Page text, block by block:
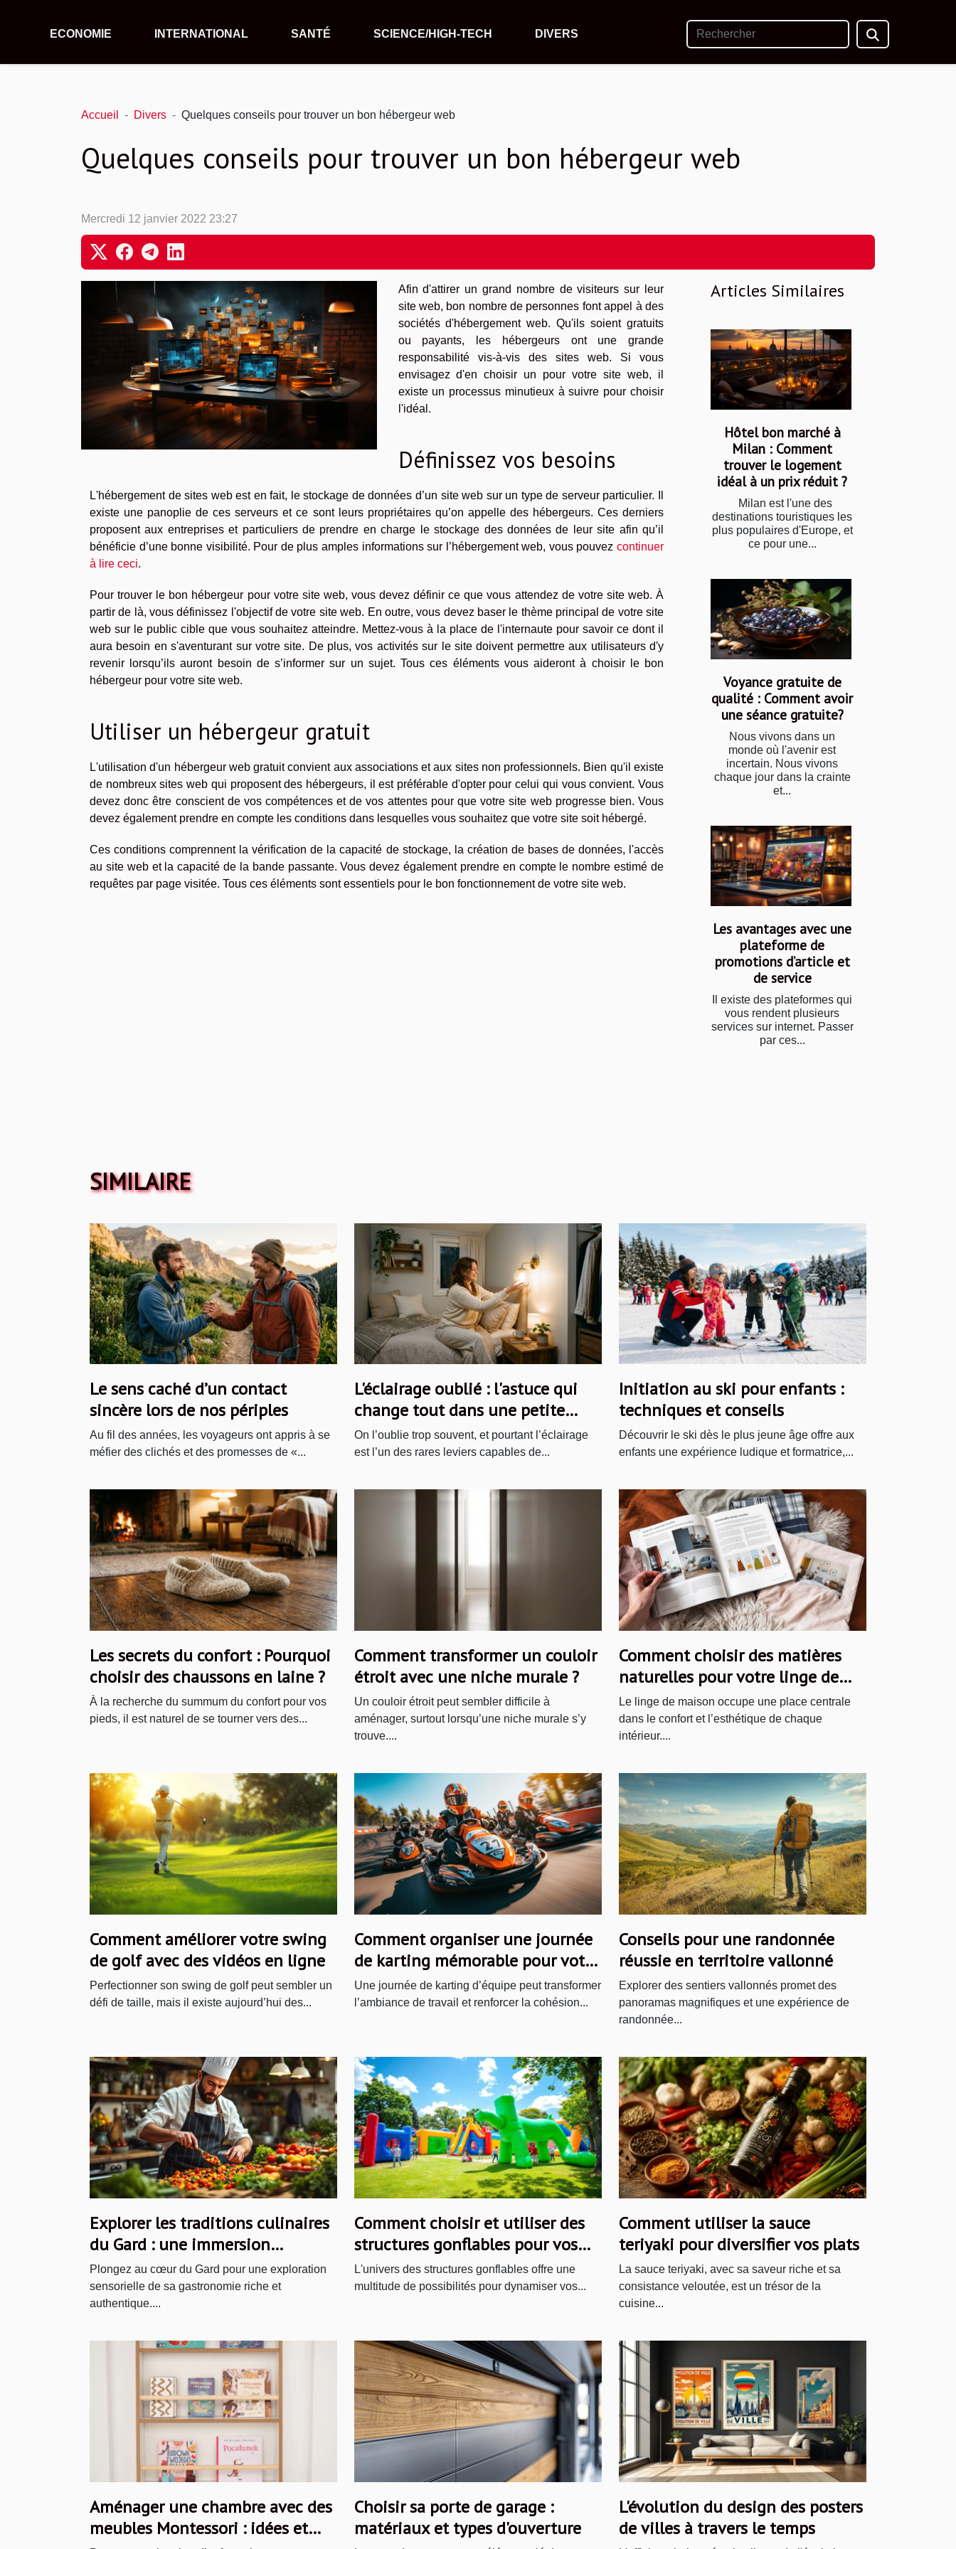
ECONOMIE INTERNATIONAL SANTÉ SCIENCE/HIGH-TECH DIVERS
Accueil Divers Quelques conseils pour trouver un bon hébergeur web
Quelques conseils pour trouver un bon hébergeur web
Mercredi 12 janvier 2022 23:27
Afin d'attirer un grand nombre de visiteurs sur leur
site web, bon nombre de personnes font appel à des
sociétés d'hébergement web. Qu'ils soient gratuits
ou payants, les hébergeurs ont une grande
responsabilité vis-à-vis des sites web. Si vous
envisagez d'en choisir un pour votre site web, il
existe un processus minutieux à suivre pour choisir
l'idéal.
Définissez vos besoins
L'hébergement de sites web est en fait, le stockage de données d’un site web sur un type de serveur particulier. Il
existe une panoplie de ces serveurs et ce sont leurs propriétaires qu’on appelle des hébergeurs. Ces derniers
proposent aux entreprises et particuliers de prendre en charge le stockage des données de leur site afin qu’il
bénéficie d’une bonne visibilité. Pour de plus amples informations sur l’hébergement web, vous pouvez continuer
à lire ceci.
Pour trouver le bon hébergeur pour votre site web, vous devez définir ce que vous attendez de votre site web. À
partir de là, vous définissez l'objectif de votre site web. En outre, vous devez baser le thème principal de votre site
web sur le public cible que vous souhaitez atteindre. Mettez-vous à la place de l'internaute pour savoir ce dont il
aura besoin en s'aventurant sur votre site. De plus, vos activités sur le site doivent permettre aux utilisateurs d'y
revenir lorsqu’ils auront besoin de s’informer sur un sujet. Tous ces éléments vous aideront à choisir le bon
hébergeur pour votre site web.
Utiliser un hébergeur gratuit
L'utilisation d'un hébergeur web gratuit convient aux associations et aux sites non professionnels. Bien qu'il existe
de nombreux sites web qui proposent des hébergeurs, il est préférable d'opter pour celui qui vous convient. Vous
devez donc être conscient de vos compétences et de vos attentes pour que votre site web progresse bien. Vous
devez également prendre en compte les conditions dans lesquelles vous souhaitez que votre site soit hébergé.
Ces conditions comprennent la vérification de la capacité de stockage, la création de bases de données, l'accès
au site web et la capacité de la bande passante. Vous devez également prendre en compte le nombre estimé de
requêtes par page visitée. Tous ces éléments sont essentiels pour le bon fonctionnement de votre site web.
Articles Similaires
Hôtel bon marché à
Milan : Comment
trouver le logement
idéal à un prix réduit ?
Milan est l'une des
destinations touristiques les
plus populaires d'Europe, et
ce pour une...
Voyance gratuite de
qualité : Comment avoir
une séance gratuite?
Nous vivons dans un
monde où l'avenir est
incertain. Nous vivons
chaque jour dans la crainte
et...
Les avantages avec une
plateforme de
promotions d’article et
de service
Il existe des plateformes qui
vous rendent plusieurs
services sur internet. Passer
par ces...
SIMILAIRE
Le sens caché d’un contact
sincère lors de nos périples
Au fil des années, les voyageurs ont appris à se
méfier des clichés et des promesses de «...
L'éclairage oublié : l'astuce qui
change tout dans une petite
chambre
On l’oublie trop souvent, et pourtant l’éclairage
est l’un des rares leviers capables de...
Initiation au ski pour enfants :
techniques et conseils
Découvrir le ski dès le plus jeune âge offre aux
enfants une expérience ludique et formatrice,...
Les secrets du confort : Pourquoi
choisir des chaussons en laine ?
À la recherche du summum du confort pour vos
pieds, il est naturel de se tourner vers des...
Comment transformer un couloir
étroit avec une niche murale ?
Un couloir étroit peut sembler difficile à
aménager, surtout lorsqu’une niche murale s’y
trouve....
Comment choisir des matières
naturelles pour votre linge de
maison ?
Le linge de maison occupe une place centrale
dans le confort et l’esthétique de chaque
intérieur....
Comment améliorer votre swing
de golf avec des vidéos en ligne
Perfectionner son swing de golf peut sembler un
défi de taille, mais il existe aujourd’hui des...
Comment organiser une journée
de karting mémorable pour votre
équipe ?
Une journée de karting d’équipe peut transformer
l’ambiance de travail et renforcer la cohésion...
Conseils pour une randonnée
réussie en territoire vallonné
Explorer des sentiers vallonnés promet des
panoramas magnifiques et une expérience de
randonnée...
Explorer les traditions culinaires
du Gard : une immersion
gourmande
Plongez au cœur du Gard pour une exploration
sensorielle de sa gastronomie riche et
authentique....
Comment choisir et utiliser des
structures gonflables pour vos
événements ?
L'univers des structures gonflables offre une
multitude de possibilités pour dynamiser vos...
Comment utiliser la sauce
teriyaki pour diversifier vos plats
La sauce teriyaki, avec sa saveur riche et sa
consistance veloutée, est un trésor de la
cuisine...
Aménager une chambre avec des
meubles Montessori : idées et
Choisir sa porte de garage :
matériaux et types d'ouverture
L'évolution du design des posters
de villes à travers le temps